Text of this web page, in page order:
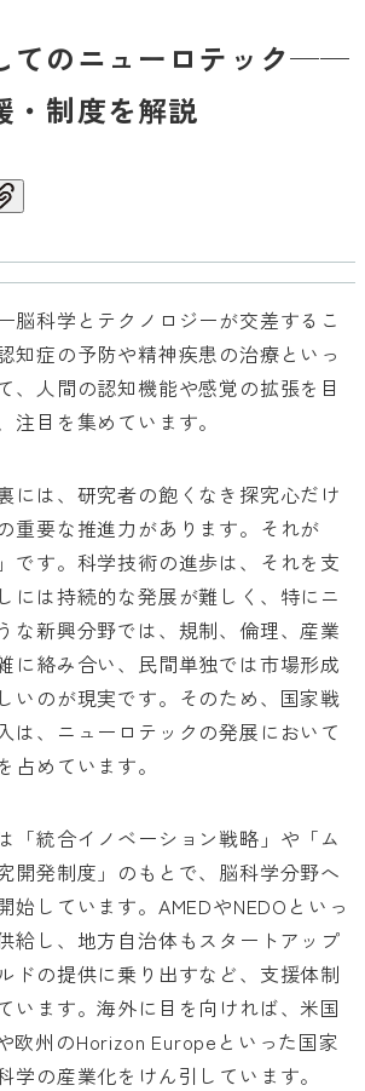
てのニューロテック──
・制度を解説
科学とテクノロジーが交差するこ
知症の予防や精神疾患の治療といっ
、人間の認知機能や感覚の拡張を目
注目を集めています。
には、研究者の飽くなき探究心だけ
重要な推進力があります。それが
です。科学技術の進歩は、それを支
には持続的な発展が難しく、特にニ
な新興分野では、規制、倫理、産業
に絡み合い、民間単独では市場形成
いのが現実です。そのため、国家戦
は、ニューロテックの発展において
占めています。
「統合イノベーション戦略」や「ム
開発制度」のもとで、脳科学分野へ
始しています。AMEDやNEDOといっ
給し、地方自治体もスタートアップ
ドの提供に乗り出すなど、支援体制
います。海外に目を向ければ、米国
欧州のHorizon Europeといった国家
学の産業化をけん引しています。